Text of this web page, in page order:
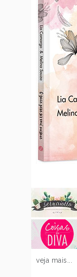
veja mais...